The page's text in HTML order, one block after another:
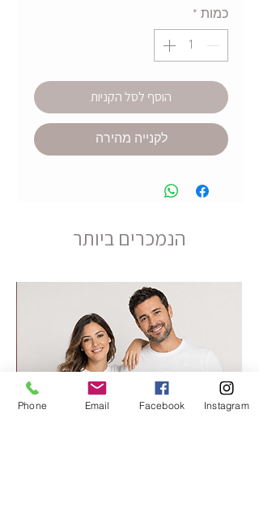
כמות *
הוסף לסל הקניות
לקנייה מהירה
הנמכרים ביותר
Phone Email Facebook Instagram